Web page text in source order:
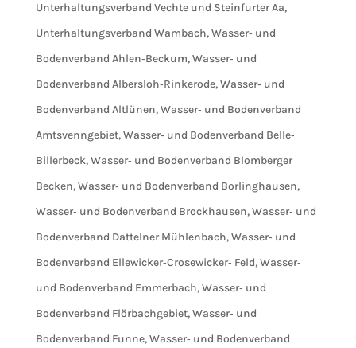
Unterhaltungsverband Vechte und Steinfurter Aa,
Unterhaltungsverband Wambach,Wasser‐ und
Bodenverband Ahlen‐Beckum,Wasser‐ und
Bodenverband Albersloh‐Rinkerode,Wasser‐ und
Bodenverband Altlünen,Wasser‐ und Bodenverband
Amtsvenngebiet,Wasser‐ und Bodenverband Belle‐
Billerbeck,Wasser‐ und Bodenverband Blomberger
Becken,Wasser‐ und Bodenverband Borlinghausen,
Wasser‐ und Bodenverband Brockhausen,Wasser‐ und
Bodenverband Dattelner Mühlenbach,Wasser‐ und
Bodenverband Ellewicker‐Crosewicker‐ Feld,Wasser‐
und Bodenverband Emmerbach,Wasser‐ und
Bodenverband Flörbachgebiet,Wasser‐ und
Bodenverband Funne,Wasser‐ und Bodenverband